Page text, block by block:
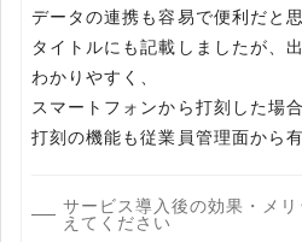
データの連携も容易で便利だと思
タイトルにも記載しましたが、
わかりやすく、
スマートフォンから打刻した場
打刻の機能も従業員管理面から
サービス導入後の効果・メ
えてください